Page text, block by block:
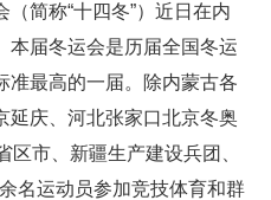
简称“十四冬”）近日在内
本届冬运会是历届全国冬运
准最高的一届。除内蒙古各
延庆、河北张家口北京冬奥
市、新疆生产建设兵团、
名运动员参加竞技体育和群